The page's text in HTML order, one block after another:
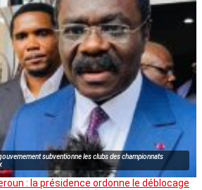
subventionne les clubs des championnats
: la présidence ordonne le déblocage